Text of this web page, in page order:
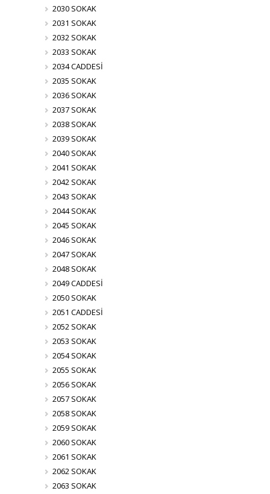
2030 SOKAK
2031 SOKAK
2032 SOKAK
2033 SOKAK
2034 CADDESİ
2035 SOKAK
2036 SOKAK
2037 SOKAK
2038 SOKAK
2039 SOKAK
2040 SOKAK
2041 SOKAK
2042 SOKAK
2043 SOKAK
2044 SOKAK
2045 SOKAK
2046 SOKAK
2047 SOKAK
2048 SOKAK
2049 CADDESİ
2050 SOKAK
2051 CADDESİ
2052 SOKAK
2053 SOKAK
2054 SOKAK
2055 SOKAK
2056 SOKAK
2057 SOKAK
2058 SOKAK
2059 SOKAK
2060 SOKAK
2061 SOKAK
2062 SOKAK
2063 SOKAK